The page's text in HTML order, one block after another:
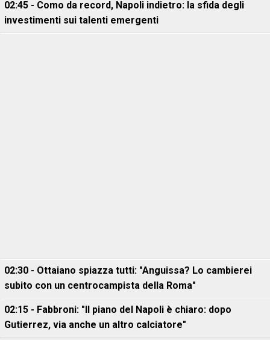
02:45 - Como da record, Napoli indietro: la sfida degli
investimenti sui talenti emergenti
02:30 - Ottaiano spiazza tutti: "Anguissa? Lo cambierei
subito con un centrocampista della Roma"
02:15 - Fabbroni: "Il piano del Napoli è chiaro: dopo
Gutierrez, via anche un altro calciatore"